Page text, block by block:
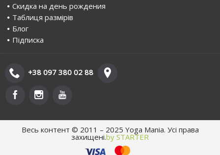
Скидка на день рождения
Таблиця размірів
Блог
Пiдписка
+38 097 380 02 88
Весь контент © 2011 – 2025 Yoga Mania. Усі права
захищені.by STARTER